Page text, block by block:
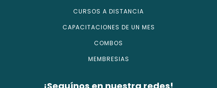
CURSOS A DISTANCIA
CAPACITACIONES DE UN MES
COMBOS
MEMBRESIAS